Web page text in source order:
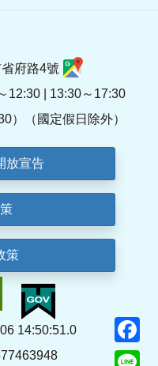
府路4號
12:30 | 13:30～17:30
）（國定假日除外）
放宣告
策
14:50:51.0